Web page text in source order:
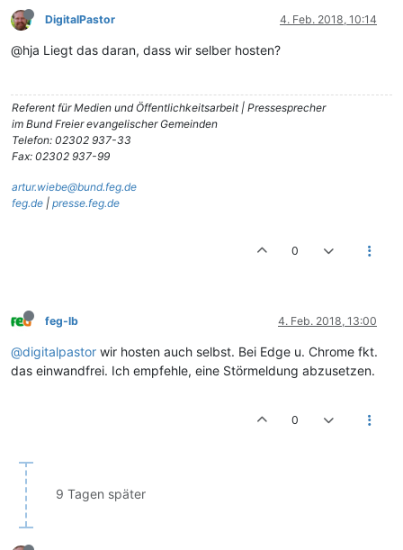
DigitalPastor 4. Feb. 2018, 10:14
@hja Liegt das daran, dass wir selber hosten?
Referent für Medien und Öffentlichkeitsarbeit | Pressesprecher
im Bund Freier evangelischer Gemeinden
Telefon: 02302 937-33
Fax: 02302 937-99
artur.wiebe@bund.feg.de
feg.de | presse.feg.de
0
feg-lb 4. Feb. 2018, 13:00
@digitalpastor wir hosten auch selbst. Bei Edge u. Chrome fkt.
das einwandfrei. Ich empfehle, eine Störmeldung abzusetzen.
0
9 Tagen später